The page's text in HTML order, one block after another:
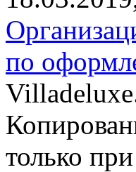
по
только